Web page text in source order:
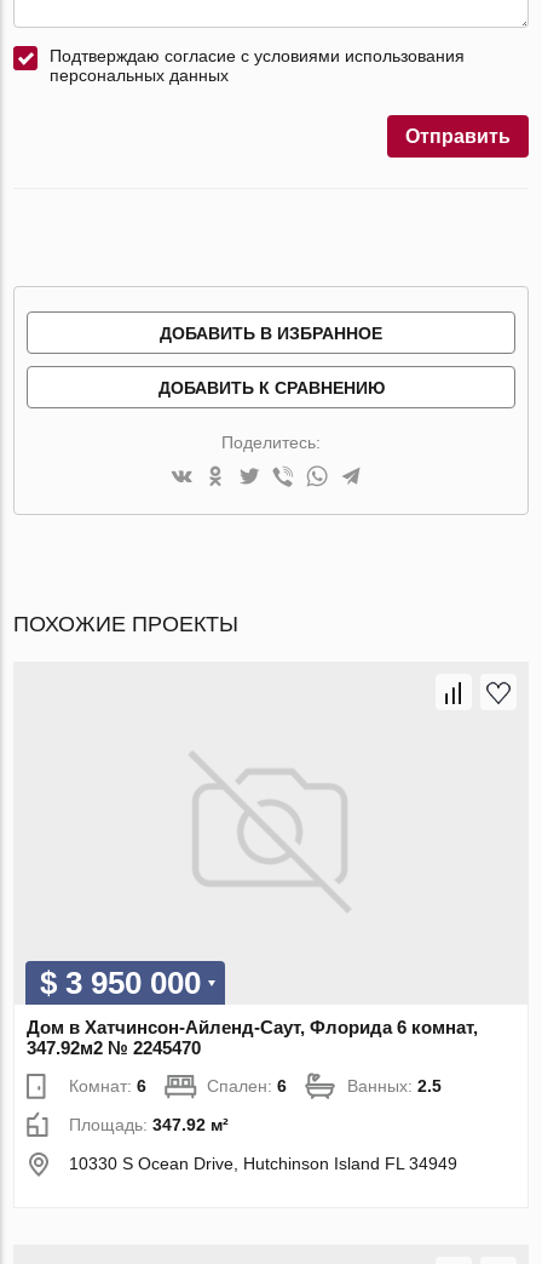
Подтверждаю согласие с условиями использования
персональных данных
Отправить
ДОБАВИТЬ В ИЗБРАННОЕ
ДОБАВИТЬ К СРАВНЕНИЮ
Поделитесь:
ПОХОЖИЕ ПРОЕКТЫ
$ 3 950 000
Дом в Хатчинсон-Айленд-Саут, Флорида 6 комнат,
347.92м2 № 2245470
Комнат:6 Спален:6 Ванных:2.5
Площадь:347.92 м²
10330 S Ocean Drive, Hutchinson Island FL 34949